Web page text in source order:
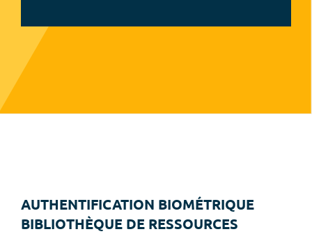
AUTHENTIFICATION BIOMÉTRIQUE
BIBLIOTHÈQUE DE RESSOURCES